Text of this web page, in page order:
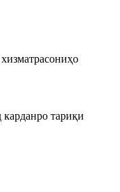
тариқи